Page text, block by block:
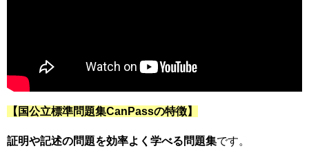
【国公立標準問題集CanPassの特徴】
証明や記述の問題を効率よく学べる問題集です。